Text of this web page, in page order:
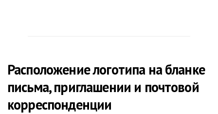
Расположение логотипа на бланке
письма, приглашении и почтовой
корреспонденции